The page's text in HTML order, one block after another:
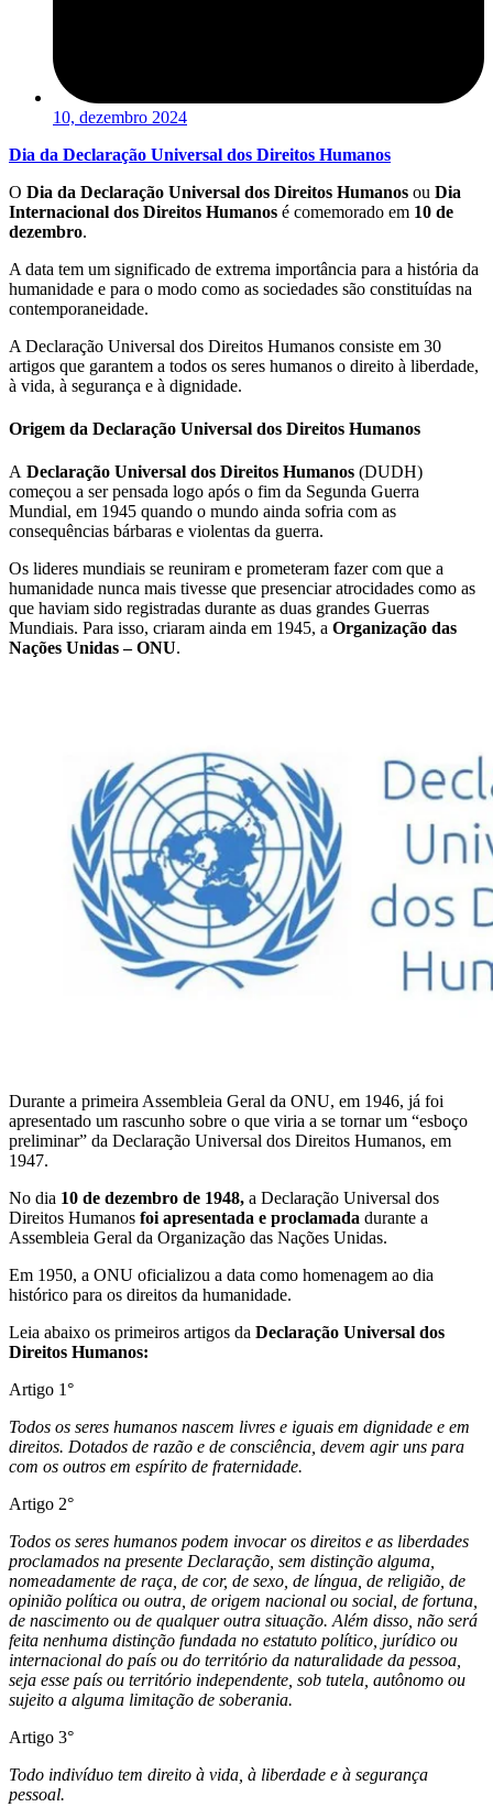
10, dezembro 2024
Dia da Declaração Universal dos Direitos Humanos
O Dia da Declaração Universal dos Direitos Humanos ou Dia
Internacional dos Direitos Humanos é comemorado em 10 de
dezembro.
A data tem um significado de extrema importância para a história da
humanidade e para o modo como as sociedades são constituídas na
contemporaneidade.
A Declaração Universal dos Direitos Humanos consiste em 30
artigos que garantem a todos os seres humanos o direito à liberdade,
à vida, à segurança e à dignidade.
Origem da Declaração Universal dos Direitos Humanos
A Declaração Universal dos Direitos Humanos (DUDH)
começou a ser pensada logo após o fim da Segunda Guerra
Mundial, em 1945 quando o mundo ainda sofria com as
consequências bárbaras e violentas da guerra.
Os lideres mundiais se reuniram e prometeram fazer com que a
humanidade nunca mais tivesse que presenciar atrocidades como as
que haviam sido registradas durante as duas grandes Guerras
Mundiais. Para isso, criaram ainda em 1945, a Organização das
Nações Unidas – ONU.
Durante a primeira Assembleia Geral da ONU, em 1946, já foi
apresentado um rascunho sobre o que viria a se tornar um “esboço
preliminar” da Declaração Universal dos Direitos Humanos, em
1947.
No dia 10 de dezembro de 1948, a Declaração Universal dos
Direitos Humanos foi apresentada e proclamada durante a
Assembleia Geral da Organização das Nações Unidas.
Em 1950, a ONU oficializou a data como homenagem ao dia
histórico para os direitos da humanidade.
Leia abaixo os primeiros artigos da Declaração Universal dos
Direitos Humanos:
Artigo 1°
Todos os seres humanos nascem livres e iguais em dignidade e em
direitos. Dotados de razão e de consciência, devem agir uns para
com os outros em espírito de fraternidade.
Artigo 2°
Todos os seres humanos podem invocar os direitos e as liberdades
proclamados na presente Declaração, sem distinção alguma,
nomeadamente de raça, de cor, de sexo, de língua, de religião, de
opinião política ou outra, de origem nacional ou social, de fortuna,
de nascimento ou de qualquer outra situação. Além disso, não será
feita nenhuma distinção fundada no estatuto político, jurídico ou
internacional do país ou do território da naturalidade da pessoa,
seja esse país ou território independente, sob tutela, autônomo ou
sujeito a alguma limitação de soberania.
Artigo 3°
Todo indivíduo tem direito à vida, à liberdade e à segurança
pessoal.